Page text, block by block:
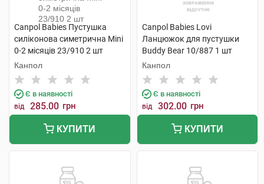
Canpol Babies Пустушка
силіконова симетрична Mini
0-2 місяців 23/910 2 шт
Канпол
Є в наявності
від 285.00 грн
КУПИТИ
Canpol Babies Lovi
Ланцюжок для пустушки
Buddy Bear 10/887 1 шт
Канпол
Є в наявності
від 302.00 грн
КУПИТИ